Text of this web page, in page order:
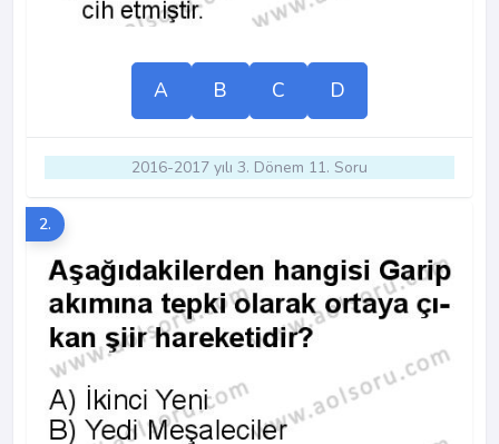
A B C D
2016-2017 yılı 3. Dönem 11. Soru
2.